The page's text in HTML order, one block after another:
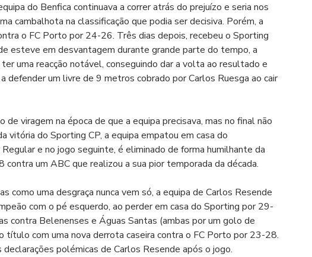
do Benfica continuava a correr atrás do prejuízo e seria nos
cambalhota na classificação que podia ser decisiva. Porém, a
o FC Porto por 24-26. Três dias depois, recebeu o Sporting
esteve em desvantagem durante grande parte do tempo, a
uma reacção notável, conseguindo dar a volta ao resultado e
defender um livre de 9 metros cobrado por Carlos Ruesga ao cair
viragem na época de que a equipa precisava, mas no final não
vitória do Sporting CP, a equipa empatou em casa do
e no jogo seguinte, é eliminado de forma humilhante da
um ABC que realizou a sua pior temporada da década.
como uma desgraça nunca vem só, a equipa de Carlos Resende
com o pé esquerdo, ao perder em casa do Sporting por 29-
contra Belenenses e Águas Santas (ambas por um golo de
título com uma nova derrota caseira contra o FC Porto por 23-28.
polémicas de Carlos Resende após o jogo.